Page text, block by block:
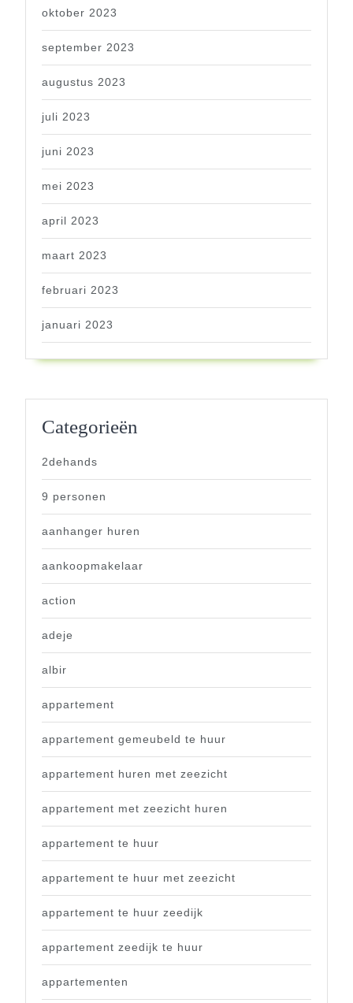
oktober 2023
september 2023
augustus 2023
juli 2023
juni 2023
mei 2023
april 2023
maart 2023
februari 2023
januari 2023
Categorieën
2dehands
9 personen
aanhanger huren
aankoopmakelaar
action
adeje
albir
appartement
appartement gemeubeld te huur
appartement huren met zeezicht
appartement met zeezicht huren
appartement te huur
appartement te huur met zeezicht
appartement te huur zeedijk
appartement zeedijk te huur
appartementen